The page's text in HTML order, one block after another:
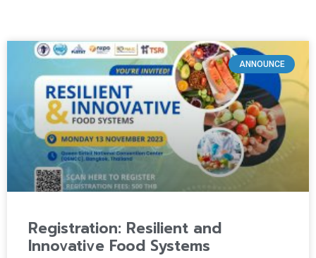
ANNOUNCE
Registration: Resilient and
Innovative Food Systems